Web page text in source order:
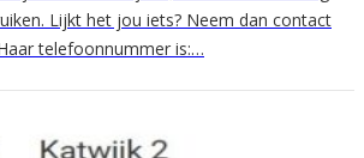
Lijkt het jou iets? Neem dan contact
telefoonnummer is:…